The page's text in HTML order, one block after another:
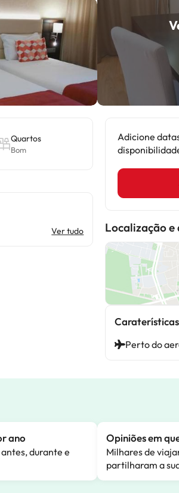
Quartos
Bom
Ver tudo
Adicione
Localização e
Perto do
ano
durante e
Opiniões em
Milhares de
partilharam a